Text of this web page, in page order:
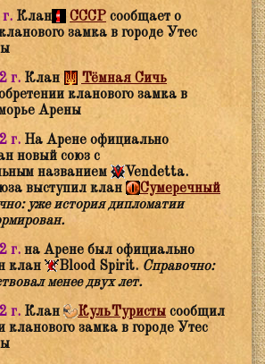
Клан СССР сообщает о
замка в городе Утес
г. Клан
Тёмная Сичь
кланового замка в
Арены
г. На Арене официально
новый союз с
названием
Vendetta.
выступил клан
Сумеречный
уже история дипломатии
г. на Арене был официально
клан
Blood Spirit. Справочно:
менее двух лет.
г. Клан КульТуристы сообщил
кланового замка в городе Утес